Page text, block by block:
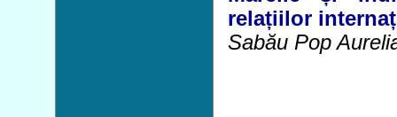
relațiilor
Sabău Pop